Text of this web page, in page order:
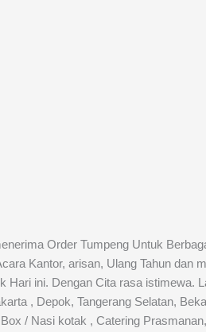
Order Tumpeng Untuk
Kantor, arisan, Ulang Tahun dan
Hari ini. Dengan Cita rasa istimewa.
, Depok, Tangerang Selatan,
/ Nasi kotak , Catering